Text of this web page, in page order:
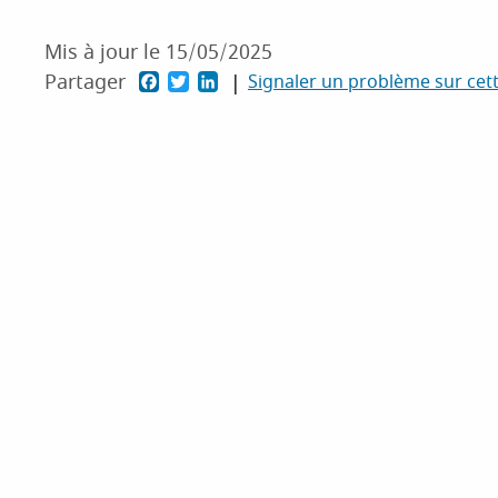
Mis à jour le 15/05/2025
Partager
FT L Signaler un problème sur